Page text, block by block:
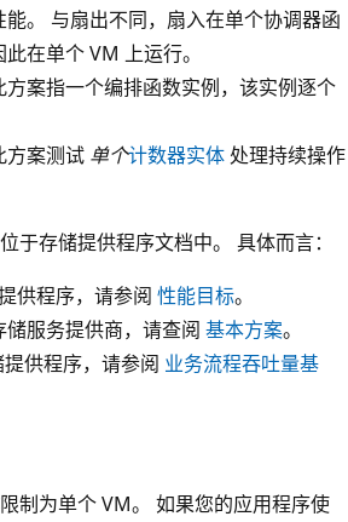
。 与扇出不同，扇入在单个协调器函
在单个 VM 上运行。
方案指一个编排函数实例，该实例逐个
方案测试 单个计数器实体 处理持续操作
于存储提供程序文档中。 具体而言：
供程序，请参阅 性能目标。
服务提供商，请查阅 基本方案。
供程序，请参阅 业务流程吞吐量基
制为单个 VM。 如果您的应用程序使